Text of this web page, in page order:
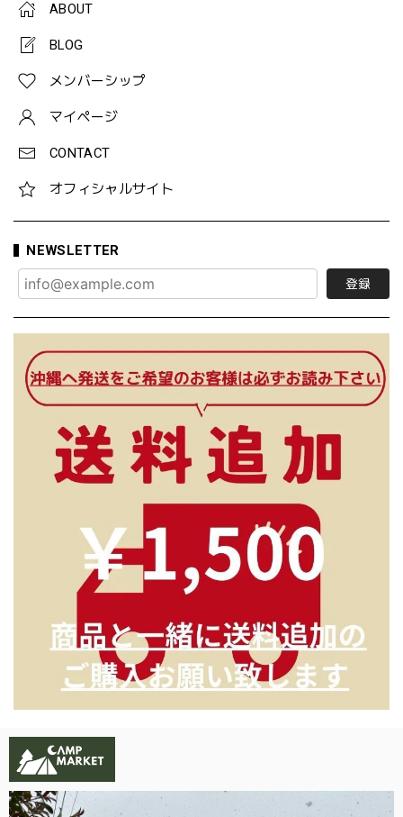
ABOUT
BLOG
メンバーシップ
マイページ
CONTACT
オフィシャルサイト
NEWSLETTER
登録